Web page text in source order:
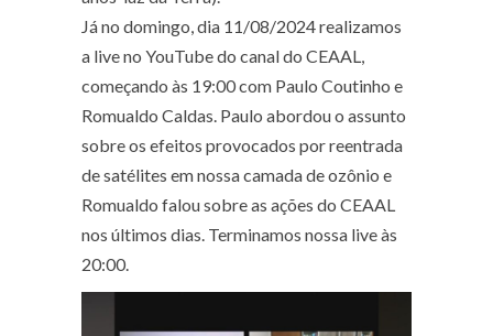
Já no domingo, dia 11/08/2024 realizamos
a live no YouTube do canal do CEAAL,
começando às 19:00 com Paulo Coutinho e
Romualdo Caldas. Paulo abordou o assunto
sobre os efeitos provocados por reentrada
de satélites em nossa camada de ozônio e
Romualdo falou sobre as ações do CEAAL
nos últimos dias. Terminamos nossa live às
20:00.